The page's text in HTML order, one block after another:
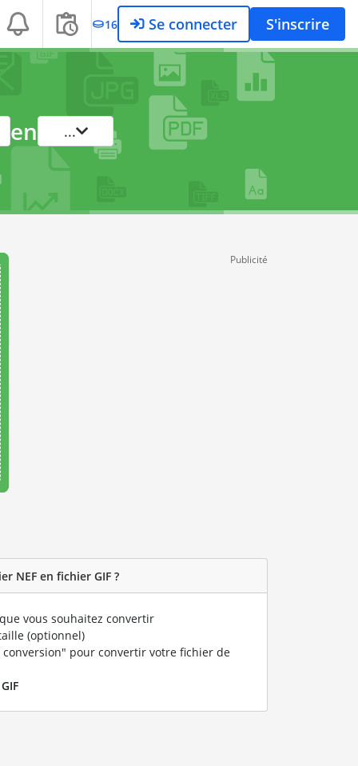
16 Se connecter S'inscrire
en ...
Publicité
NEF en fichier GIF ?
que vous souhaitez convertir
(optionnel)
pour convertir votre fichier de
GIF